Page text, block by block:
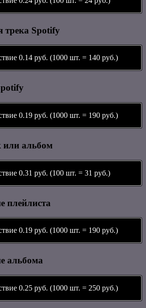
трека Spotify
0.14 руб. (1000 шт. = 140 руб.)
0.19 руб. (1000 шт. = 190 руб.)
или альбом
0.31 руб. (100 шт. = 31 руб.)
плейлиста
0.19 руб. (1000 шт. = 190 руб.)
альбома
0.25 руб. (1000 шт. = 250 руб.)